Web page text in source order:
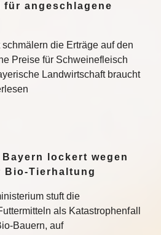
angeschlagene
die Erträge auf den
Preise für Schweinefleisch
Landwirtschaft braucht
Bayern lockert wegen
Bio-Tierhaltung
stuft die
als Katastrophenfall
Bauern, auf